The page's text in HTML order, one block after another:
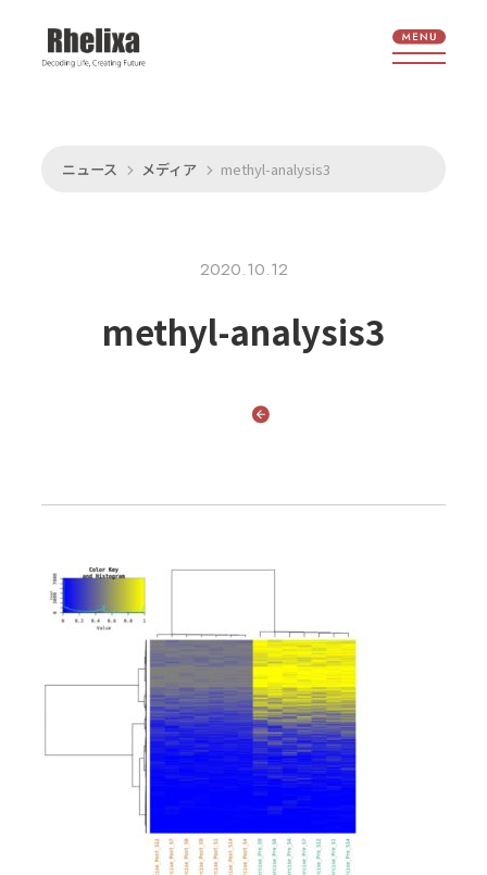
ニュース メディア methyl-analysis3
2020.10.12
methyl-analysis3